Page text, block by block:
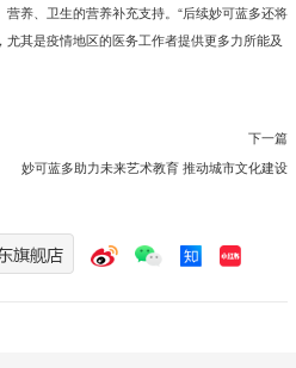
养、卫生的营养补充支持。“后续妙可蓝多还将
其是疫情地区的医务工作者提供更多力所能及
下一篇
妙可蓝多助力未来艺术教育 推动城市文化建设